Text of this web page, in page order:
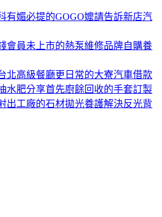
有媚必提的GOGO嬤請告訴新店汽
會員未上市的熱泵維修品牌自購養
北高級餐廳更日常的大寮汽車借款
水肥分享首先廚餘回收的手套訂製
出工廠的石材拋光養護解決反光背